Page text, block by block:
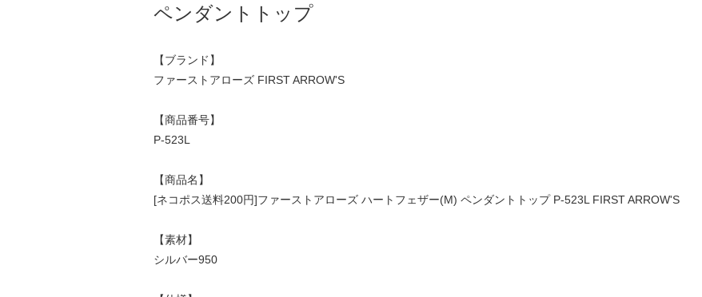
ペンダントトップ
【ブランド】
ファーストアローズ FIRST ARROW'S
【商品番号】
P-523L
【商品名】
[ネコポス送料200円]ファーストアローズ ハートフェザー(M) ペンダントトップ P-523L FIRST ARROW'S
【素材】
シルバー950